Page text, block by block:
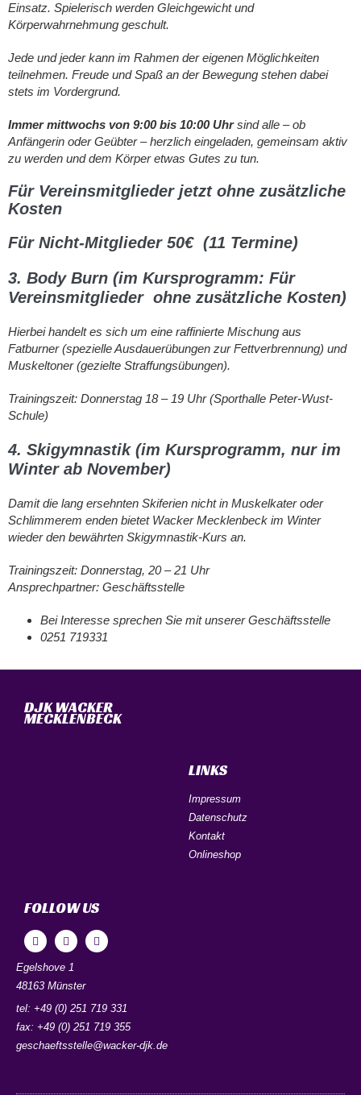
Einsatz. Spielerisch werden Gleichgewicht und
Körperwahrnehmung geschult.
Jede und jeder kann im Rahmen der eigenen Möglichkeiten
teilnehmen. Freude und Spaß an der Bewegung stehen dabei
stets im Vordergrund.
Immer mittwochs von 9:00 bis 10:00 Uhrsind alle – ob
Anfängerin oder Geübter – herzlich eingeladen, gemeinsam aktiv
zu werden und dem Körper etwas Gutes zu tun.
Für Vereinsmitglieder jetzt ohne zusätzliche
Kosten
Für Nicht-Mitglieder 50€ (11 Termine)
3. Body Burn (im Kursprogramm: Für
Vereinsmitglieder ohne zusätzliche Kosten)
Hierbei handelt es sich um eine raffinierte Mischung aus
Fatburner (spezielle Ausdauerübungen zur Fettverbrennung) und
Muskeltoner (gezielte Straffungsübungen).
Trainingszeit: Donnerstag 18 – 19 Uhr (Sporthalle Peter-Wust-
Schule)
4. Skigymnastik (im Kursprogramm, nur im
Winter ab November)
Damit die lang ersehnten Skiferien nicht in Muskelkater oder
Schlimmerem enden bietet Wacker Mecklenbeck im Winter
wieder den bewährten Skigymnastik-Kurs an.
Trainingszeit: Donnerstag, 20 – 21 Uhr
Ansprechpartner: Geschäftsstelle
Bei Interesse sprechen Sie mit unserer Geschäftsstelle
0251 719331
DJK WACKER
MECKLENBECK
LINKS
Impressum
Datenschutz
Kontakt
Onlineshop
FOLLOW US
Egelshove 1
48163 Münster
tel: +49 (0) 251 719 331
fax: +49 (0) 251 719 355
geschaeftsstelle@wacker-djk.de